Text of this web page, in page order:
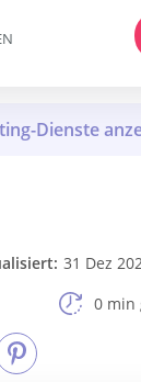
31 Dez
0 min